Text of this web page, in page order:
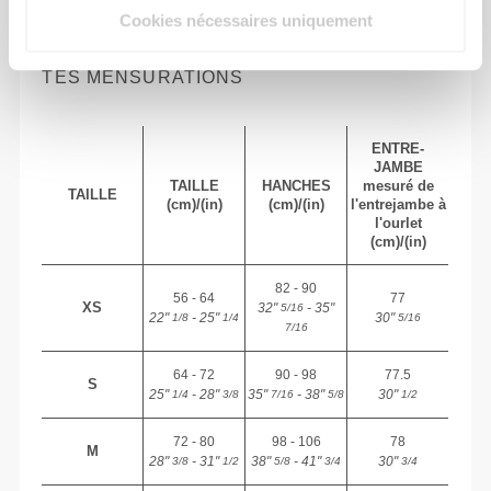
Cookies nécessaires uniquement
TES MENSURATIONS
TAILLE
TAILLE
(cm)/(in)
HANCHES
(cm)/(in)
ENTRE-
JAMBE
mesuré de
l'entrejambe à
l'ourlet
(cm)/(in)
XS
56 - 64
22"1/8 - 25"1/4
82 - 90
32"5/16 - 35"
7/16
77
30"5/16
S
64 - 72
25"1/4 - 28"3/8
90 - 98
35"7/16 - 38"5/8
77.5
30"1/2
M
72 - 80
28"3/8 - 31"1/2
98 - 106
38"5/8 - 41"3/4
78
30"3/4